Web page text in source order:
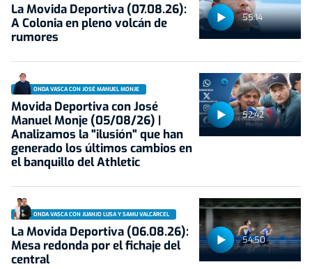
55:14
La Movida Deportiva (07.08.26):
A Colonia en pleno volcán de
rumores
52:42
ONDA VASCA CON JOSÉ MANUEL MONJE
Movida Deportiva con José
Manuel Monje (05/08/26) |
Analizamos la "ilusión" que han
generado los últimos cambios en
el banquillo del Athletic
54:50
ONDA VASCA CON JUANJO LUSA Y SAMU VALCÁRCEL
La Movida Deportiva (06.08.26):
Mesa redonda por el fichaje del
central